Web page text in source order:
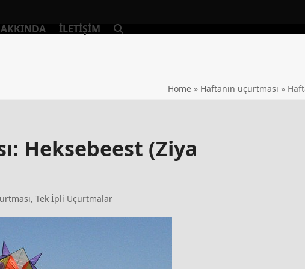
İLETIŞIM
Home » Haftanın uçurtması »
Heksebeest (Ziya
, Tek İpli Uçurtmalar